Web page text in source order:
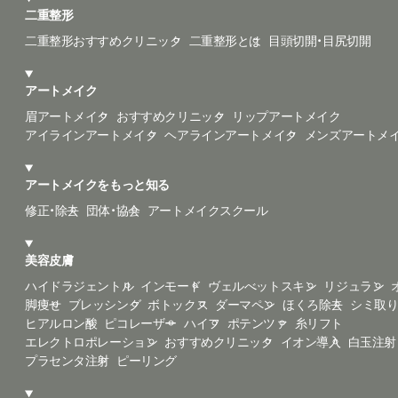
二重整形
二重整形おすすめクリニック 二重整形とは 目頭切開・目尻切開
アートメイク
眉アートメイク おすすめクリニック
リップアートメイク
アイラインアートメイク ヘアラインアートメイク メンズアートメ
アートメイクをもっと知る
修正・除去 団体・協会 アートメイクスクール
美容皮膚
ハイドラジェントル インモード ヴェルべットスキン リジュラン
脚痩せ ブレッシング ボトックス ダーマペン ほくろ除去 シミ取り
ヒアルロン酸 ピコレーザー ハイフ ポテンツァ 糸リフト
エレクトロポレーション おすすめクリニック イオン導入 白玉注射
プラセンタ注射 ピーリング